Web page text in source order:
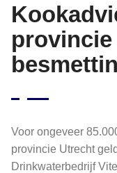
Voor ongeveer
provincie Utrecht
Drinkwaterbedrijf